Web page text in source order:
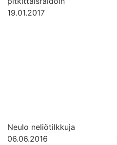
19.01.2017
Neulo neliötilkkuja
06.06.2016